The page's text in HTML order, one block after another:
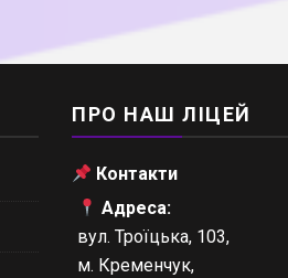
ПРО НАШ ЛІЦЕЙ
Контакти
Адреса:
вул. Троїцька, 103,
м. Кременчук,